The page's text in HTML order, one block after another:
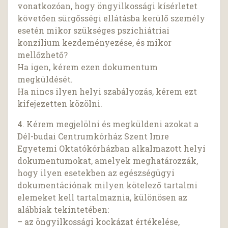
vonatkozóan, hogy öngyilkossági kísérletet
követően sürgősségi ellátásba kerülő személy
esetén mikor szükséges pszichiátriai
konzílium kezdeményezése, és mikor
mellőzhető?
Ha igen, kérem ezen dokumentum
megküldését.
Ha nincs ilyen helyi szabályozás, kérem ezt
kifejezetten közölni.
4. Kérem megjelölni és megküldeni azokat a
Dél-budai Centrumkórház Szent Imre
Egyetemi Oktatókórházban alkalmazott helyi
dokumentumokat, amelyek meghatározzák,
hogy ilyen esetekben az egészségügyi
dokumentációnak milyen kötelező tartalmi
elemeket kell tartalmaznia, különösen az
alábbiak tekintetében:
– az öngyilkossági kockázat értékelése,